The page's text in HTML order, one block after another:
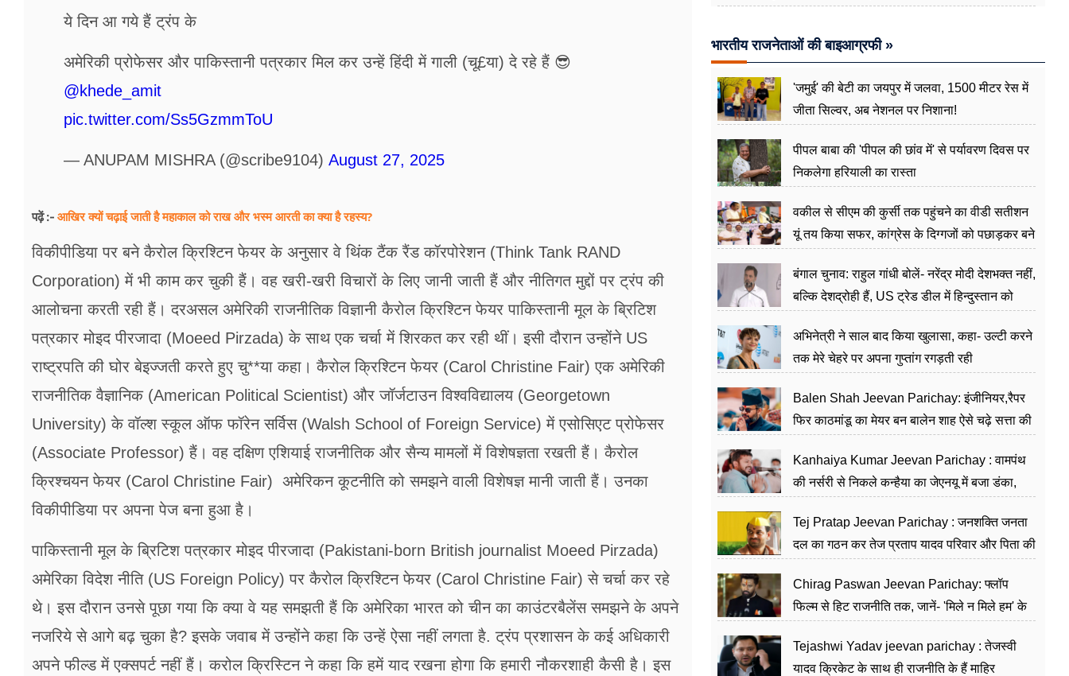
ये दिन आ गये हैं ट्रंप के
अमेरिकी प्रोफेसर और पाकिस्तानी पत्रकार मिल कर उन्हें हिंदी में गाली (चू£या) दे रहे हैं 😎
@khede_amit
pic.twitter.com/Ss5GzmmToU
— ANUPAM MISHRA (@scribe9104) August 27, 2025
पढ़ें :- आखिर क्यों चढ़ाई जाती है महाकाल को राख और भस्म आरती का क्या है रहस्य?
विकीपीडिया पर बने कैरोल क्रिश्टिन फेयर के अनुसार वे थिंक टैंक रैंड कॉरपोरेशन (Think Tank RAND
Corporation) में भी काम कर चुकी हैं। वह खरी-खरी विचारों के लिए जानी जाती हैं और नीतिगत मुद्दों पर ट्रंप की
आलोचना करती रही हैं। दरअसल अमेरिकी राजनीतिक विज्ञानी कैरोल क्रिश्टिन फेयर पाकिस्तानी मूल के ब्रिटिश
पत्रकार मोइद पीरजादा (Moeed Pirzada) के साथ एक चर्चा में शिरकत कर रही थीं। इसी दौरान उन्होंने US
राष्ट्रपति की घोर बेइज्जती करते हुए चु**या कहा। कैरोल क्रिश्टिन फेयर (Carol Christine Fair) एक अमेरिकी
राजनीतिक वैज्ञानिक (American Political Scientist) और जॉर्जटाउन विश्वविद्यालय (Georgetown
University) के वॉल्श स्कूल ऑफ फॉरेन सर्विस (Walsh School of Foreign Service) में एसोसिएट प्रोफेसर
(Associate Professor) हैं। वह दक्षिण एशियाई राजनीतिक और सैन्य मामलों में विशेषज्ञता रखती हैं। कैरोल
क्रिश्चयन फेयर (Carol Christine Fair) अमेरिकन कूटनीति को समझने वाली विशेषज्ञ मानी जाती हैं। उनका
विकीपीडिया पर अपना पेज बना हुआ है।
पाकिस्तानी मूल के ब्रिटिश पत्रकार मोइद पीरजादा (Pakistani-born British journalist Moeed Pirzada)
अमेरिका विदेश नीति (US Foreign Policy) पर कैरोल क्रिश्टिन फेयर (Carol Christine Fair) से चर्चा कर रहे
थे। इस दौरान उनसे पूछा गया कि क्या वे यह समझती हैं कि अमेरिका भारत को चीन का काउंटरबैलेंस समझने के अपने
नजरिये से आगे बढ़ चुका है? इसके जवाब में उन्होंने कहा कि उन्हें ऐसा नहीं लगता है. ट्रंप प्रशासन के कई अधिकारी
अपने फील्ड में एक्सपर्ट नहीं हैं। करोल क्रिस्टिन ने कहा कि हमें याद रखना होगा कि हमारी नौकरशाही कैसी है। इस
भारतीय राजनेताओं की बाइआग्रफी »
'जमुई' की बेटी का जयपुर में जलवा, 1500 मीटर रेस में
जीता सिल्वर, अब नेशनल पर निशाना!
पीपल बाबा की 'पीपल की छांव में' से पर्यावरण दिवस पर
निकलेगा हरियाली का रास्ता
वकील से सीएम की कुर्सी तक पहुंचने का वीडी सतीशन
यूं तय किया सफर, कांग्रेस के दिग्गजों को पछाड़कर बने
बंगाल चुनाव: राहुल गांधी बोलें- नरेंद्र मोदी देशभक्त नहीं,
बल्कि देशद्रोही हैं, US ट्रेड डील में हिन्दुस्तान को
अभिनेत्री ने साल बाद किया खुलासा, कहा- उल्टी करने
तक मेरे चेहरे पर अपना गुप्तांग रगड़ती रही
Balen Shah Jeevan Parichay: इंजीनियर,रैपर
फिर काठमांडू का मेयर बन बालेन शाह ऐसे चढ़े सत्ता की
Kanhaiya Kumar Jeevan Parichay : वामपंथ
की नर्सरी से निकले कन्हैया का जेएनयू में बजा डंका,
Tej Pratap Jeevan Parichay : जनशक्ति जनता
दल का गठन कर तेज प्रताप यादव परिवार और पिता की
Chirag Paswan Jeevan Parichay: फ्लॉप
फिल्म से हिट राजनीति तक, जानें- 'मिले न मिले हम' के
Tejashwi Yadav jeevan parichay : तेजस्वी
यादव क्रिकेट के साथ ही राजनीति के हैं माहिर